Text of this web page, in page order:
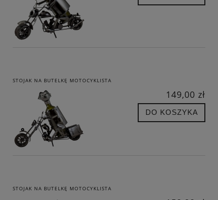
STOJAK NA BUTELKĘ MOTOCYKLISTA
149,00 zł
DO KOSZYKA
STOJAK NA BUTELKĘ MOTOCYKLISTA